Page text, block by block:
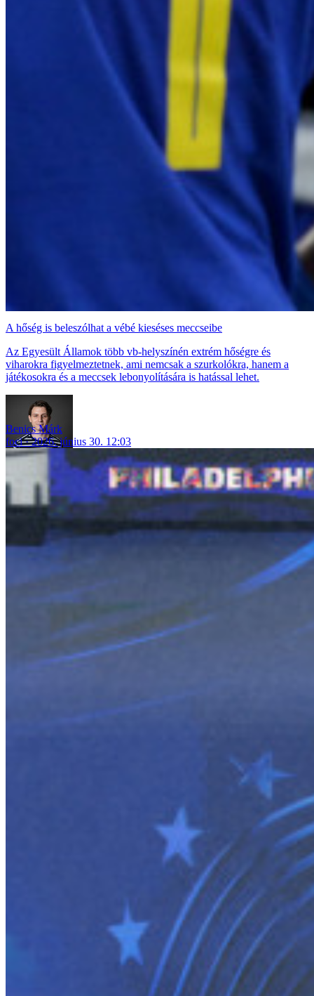
A hőség is beleszólhat a vébé kieséses meccseibe
Az Egyesült Államok több vb-helyszínén extrém hőségre és
viharokra figyelmeztetnek, ami nemcsak a szurkolókra, hanem a
játékosokra és a meccsek lebonyolítására is hatással lehet.
Benics Márk
foci
2026. június 30. 12:03